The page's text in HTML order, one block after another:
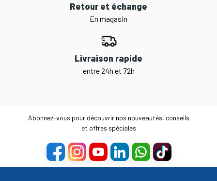
Retour et échange
En magasin
Livraison rapide
entre 24h et 72h
Abonnez-vous pour découvrir nos nouveautés, conseils
et offres spéciales